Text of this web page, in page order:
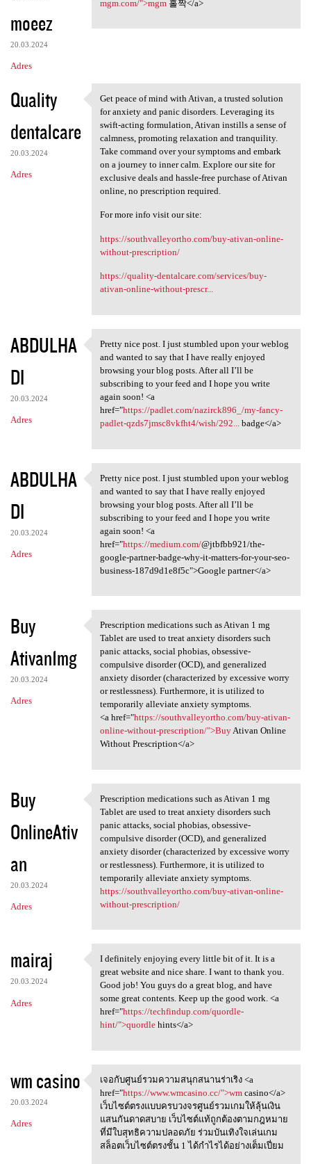
moeez
20.03.2024
Adres
mgm.com/">mgm홀짝</a>
Quality
dentalcare
20.03.2024
Adres
Get peace of mind with Ativan
Get peace of mind with Ativan, a trusted solution
for anxiety and panic disorders. Leveraging its
swift-acting formulation, Ativan instills a sense of
calmness, promoting relaxation and tranquility.
Take command over your symptoms and embark
on a journey to inner calm. Explore our site for
exclusive deals and hassle-free purchase of Ativan
online, no prescription required.
For more info visit our site:
https://southvalleyortho.com/buy-ativan-online-
without-prescription/
https://quality-dentalcare.com/services/buy-
ativan-online-without-prescr...
ABDULHA
DI
20.03.2024
Adres
Pretty nice post. I just
Pretty nice post. I just stumbled upon your weblog
and wanted to say that I have really enjoyed
browsing your blog posts. After all I’ll be
subscribing to your feed and I hope you write
again soon! <a
href="https://padlet.com/nazirck896_/my-fancy-
padlet-qzds7jmsc8vkfht4/wish/292...
badge</a>
ABDULHA
DI
20.03.2024
Adres
Pretty nice post. I just
Pretty nice post. I just stumbled upon your weblog
and wanted to say that I have really enjoyed
browsing your blog posts. After all I’ll be
subscribing to your feed and I hope you write
again soon! <a
href="https://medium.com/@jtbfbb921/the-
google-partner-badge-why-it-matters-for-your-seo-
business-187d9d1e8f5c">Google partner</a>
Buy
Ativan1mg
20.03.2024
Adres
Prescription medications such
Prescription medications such as Ativan 1 mg
Tablet are used to treat anxiety disorders such
panic attacks, social phobias, obsessive-
compulsive disorder (OCD), and generalized
anxiety disorder (characterized by excessive worry
or restlessness). Furthermore, it is utilized to
temporarily alleviate anxiety symptoms.
<a href="https://southvalleyortho.com/buy-ativan-
online-without-prescription/">BuyAtivan Online
Without Prescription</a>
Buy
OnlineAtiv
an
20.03.2024
Adres
Prescription medications such
Prescription medications such as Ativan 1 mg
Tablet are used to treat anxiety disorders such
panic attacks, social phobias, obsessive-
compulsive disorder (OCD), and generalized
anxiety disorder (characterized by excessive worry
or restlessness). Furthermore, it is utilized to
temporarily alleviate anxiety symptoms.
https://southvalleyortho.com/buy-ativan-online-
without-prescription/
mairaj
20.03.2024
Adres
I definitely enjoying every
I definitely enjoying every little bit of it. It is a
great website and nice share. I want to thank you.
Good job! You guys do a great blog, and have
some great contents. Keep up the good work. <a
href="https://techfindup.com/quordle-
hint/">quordlehints</a>
wm casino
20.03.2024
Adres
เจอกับศูนย์รวมความสนุกสนานร่า
เจอกับศูนย์รวมความสนุกสนานร่าเริง <a
href="https://www.wmcasino.cc/">wmcasino</a>
เว็บไซต์ตรงแบบครบวงจรศูนย์รวมเกมให้ลุ้นเงิน
แสนกันดาดสบาย เว็บไซต์แท้ถูกต้องตามกฎหมาย
ที่มีใบสุทธิความปลอดภัย ร่วมบันเทิงใจเล่นเกม
สล็อตเว็บไซต์ตรงชั้น 1 ได้กำไรได้อย่างเต็มเปี่ยม